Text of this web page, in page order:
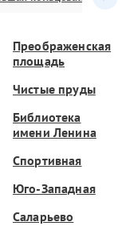
Преображенская
площадь
Чистые пруды
Библиотека
имени Ленина
Спортивная
Юго-Западная
Саларьево